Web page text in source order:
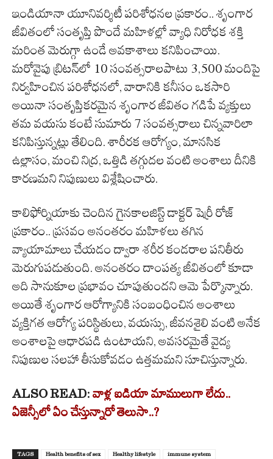
ఇండియానా యూనివర్శిటీ పరిశోధనల ప్రకారం.. శృంగార
జీవితంలో సంతృప్తి పొందే మహిళల్లో వ్యాధి నిరోధక శక్తి
మరింత మెరుగ్గా ఉండే అవకాశాలు కనిపించాయి.
మరోవైపు బ్రిటన్‌లో 10 సంవత్సరాలపాటు 3,500 మందిపై
నిర్వహించిన పరిశోధనలో, వారానికి కనీసం ఒకసారి
అయినా సంతృప్తికరమైన శృంగార జీవితం గడిపే వ్యక్తులు
తమ వయసు కంటే సుమారు 7 సంవత్సరాలు చిన్నవారిలా
కనిపిస్తున్నట్లు తేలింది. శారీరక ఆరోగ్యం, మానసిక
ఉల్లాసం, మంచి నిద్ర, ఒత్తిడి తగ్గుదల వంటి అంశాలు దీనికి
కారణమని నిపుణులు విశ్లేషించారు.
కాలిఫోర్నియాకు చెందిన గైనకాలజిస్ట్ డాక్టర్ షెర్రీ రోజ్
ప్రకారం.. ప్రసవం అనంతరం మహిళలు తగిన
వ్యాయామాలు చేయడం ద్వారా శరీర కండరాల పనితీరు
మెరుగుపడుతుంది. అనంతరం దాంపత్య జీవితంలో కూడా
అది సానుకూల ప్రభావం చూపుతుందని ఆమె పేర్కొన్నారు.
అయితే శృంగార ఆరోగ్యానికి సంబంధించిన అంశాలు
వ్యక్తిగత ఆరోగ్య పరిస్థితులు, వయస్సు, జీవనశైలి వంటి అనేక
అంశాలపై ఆధారపడి ఉంటాయని, అవసరమైతే వైద్య
నిపుణుల సలహా తీసుకోవడం ఉత్తమమని సూచిస్తున్నారు.
ALSO READ: వాళ్ల ఐడియా మాములుగా లేదు..
ఏజెన్సీలో ఏం చేస్తున్నారో తెలుసా..?
TAGS Health benefits of sex Healthy lifestyle immune system